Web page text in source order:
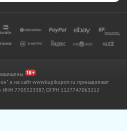
и на сайт www.kupikupon.ru принадлежат
ИНН 7705523387, ОГРН 1127747063212